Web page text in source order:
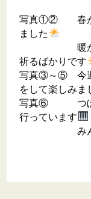
写真①② 春が
ました
暖かくな
祈るばかりです
写真③～⑤ 今週
をして楽しみま
写真⑥ つぼみ
行っています
みんな音